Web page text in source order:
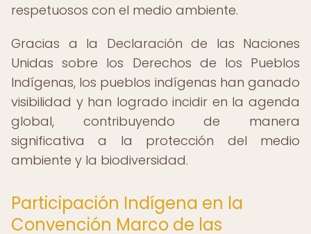
respetuosos con el medio ambiente.
Gracias a la Declaración de las Naciones
Unidas sobre los Derechos de los Pueblos
Indígenas, los pueblos indígenas han ganado
visibilidad y han logrado incidir en la agenda
global, contribuyendo de manera
significativa a la protección del medio
ambiente y la biodiversidad.
Participación Indígena en la
Convención Marco de las